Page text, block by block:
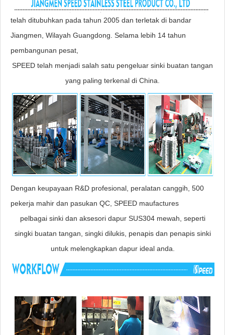
telah ditubuhkan pada tahun 2005 dan terletak di bandar
Jiangmen, Wilayah Guangdong. Selama lebih 14 tahun
pembangunan pesat,
SPEED telah menjadi salah satu pengeluar sinki buatan tangan
yang paling terkenal di China.
Dengan keupayaan R&D profesional, peralatan canggih, 500
pekerja mahir dan pasukan QC, SPEED maufactures
pelbagai sinki dan aksesori dapur SUS304 mewah, seperti
singki buatan tangan, singki dilukis, penapis dan penapis sinki
untuk melengkapkan dapur ideal anda.